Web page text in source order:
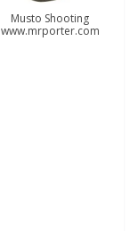
Musto Shooting
www.mrporter.com